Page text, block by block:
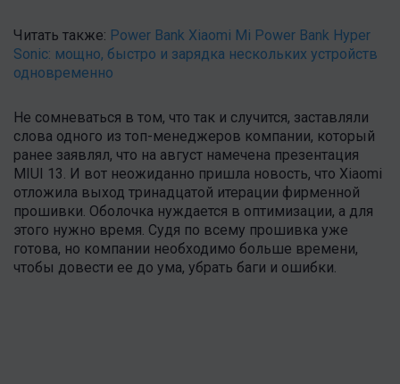
Читать также: Power Bank Xiaomi Mi Power Bank Hyper
Sonic: мощно, быстро и зарядка нескольких устройств
одновременно
Не сомневаться в том, что так и случится, заставляли
слова одного из топ-менеджеров компании, который
ранее заявлял, что на август намечена презентация
MIUI 13. И вот неожиданно пришла новость, что Xiaomi
отложила выход тринадцатой итерации фирменной
прошивки. Оболочка нуждается в оптимизации, а для
этого нужно время. Судя по всему прошивка уже
готова, но компании необходимо больше времени,
чтобы довести ее до ума, убрать баги и ошибки.